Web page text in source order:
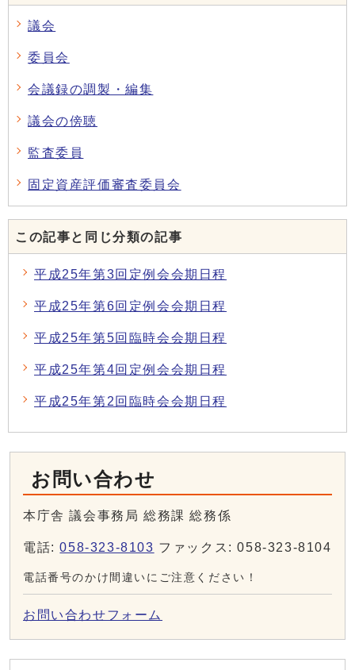
議会
委員会
会議録の調製・編集
議会の傍聴
監査委員
固定資産評価審査委員会
この記事と同じ分類の記事
平成25年第3回定例会会期日程
平成25年第6回定例会会期日程
平成25年第5回臨時会会期日程
平成25年第4回定例会会期日程
平成25年第2回臨時会会期日程
お問い合わせ
本庁舎 議会事務局 総務課 総務係
電話:058-323-8103 ファックス: 058-323-8104
電話番号のかけ間違いにご注意ください！
お問い合わせフォーム